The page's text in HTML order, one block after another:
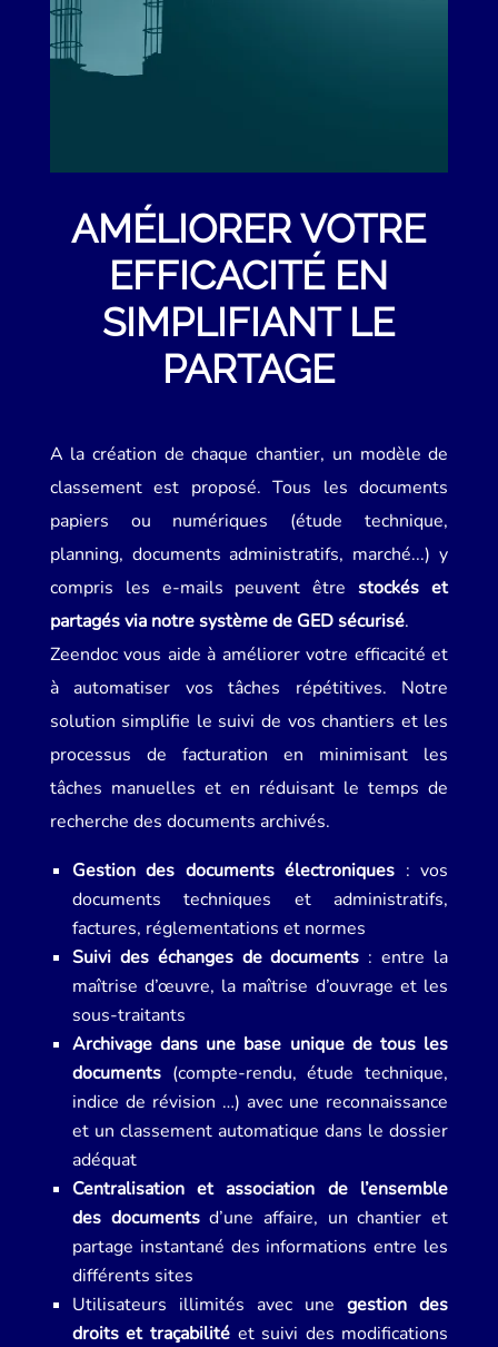
AMÉLIORER VOTRE
EFFICACITÉ EN
SIMPLIFIANT LE
PARTAGE
A la création de chaque chantier, un modèle de
classement est proposé. Tous les documents
papiers ou numériques (étude technique,
planning, documents administratifs, marché...) y
compris les e-mails peuvent êtrestockés et
partagés via notre système de GED sécurisé.
Zeendoc vous aide à améliorer votre efficacité et
à automatiser vos tâches répétitives. Notre
solution simplifie le suivi de vos chantiers et les
processus de facturation en minimisant les
tâches manuelles et en réduisant le temps de
recherche des documents archivés.
Gestion des documents électroniques : vos
documents techniques et administratifs,
factures, réglementations et normes
Suivi des échanges de documents : entre la
maîtrise d’œuvre, la maîtrise d’ouvrage et les
sous-traitants
Archivage dans une base unique de tous les
documents(compte-rendu, étude technique,
indice de révision …) avec une reconnaissance
et un classement automatique dans le dossier
adéquat
Centralisation et association de l’ensemble
des documentsd’une affaire, un chantier et
partage instantané des informations entre les
différents sites
Utilisateurs illimités avec unegestion des
droits et traçabilitéet suivi des modifications